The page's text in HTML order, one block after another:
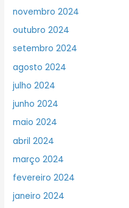
novembro 2024
outubro 2024
setembro 2024
agosto 2024
julho 2024
junho 2024
maio 2024
abril 2024
março 2024
fevereiro 2024
janeiro 2024